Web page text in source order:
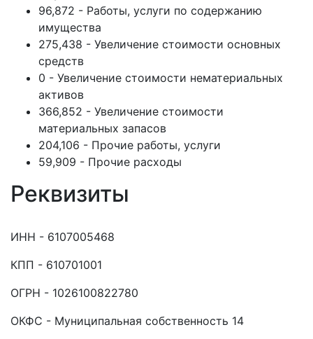
96,872 - Работы, услуги по содержанию
имущества
275,438 - Увеличение стоимости основных
средств
0 - Увеличение стоимости нематериальных
активов
366,852 - Увеличение стоимости
материальных запасов
204,106 - Прочие работы, услуги
59,909 - Прочие расходы
Реквизиты
ИНН - 6107005468
КПП - 610701001
ОГРН - 1026100822780
ОКФС - Муниципальная собственность 14